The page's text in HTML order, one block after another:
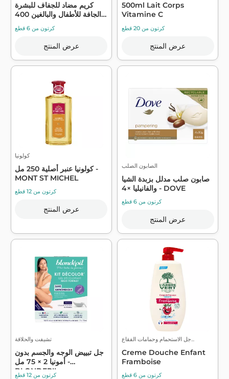
كريم مضاد للجفاف للبشرة
الجافة للأطفال والبالغين 400
...
كرتون من 6 قطع
عرض المنتج
500ml Lait Corps
Vitamine C
كرتون من 20 قطع
عرض المنتج
كولونيا
كولونيا عنبر أصلية 250 مل -
MONT ST MICHEL
كرتون من 12 قطع
عرض المنتج
الصابون الصلب
صابون صلب مدلل بزبدة الشيا
والفانيليا ×4 - DOVE
كرتون من 6 قطع
عرض المنتج
تشيفت والحلاقة
جل تبييض الوجه والجسم بدون
أمونيا 2 × 75 مل -
BLONDEPIL
كرتون من 12 قطع
جل الاستحمام وحمامات الفقاع...
Creme Douche Enfant
Framboise
كرتون من 6 قطع